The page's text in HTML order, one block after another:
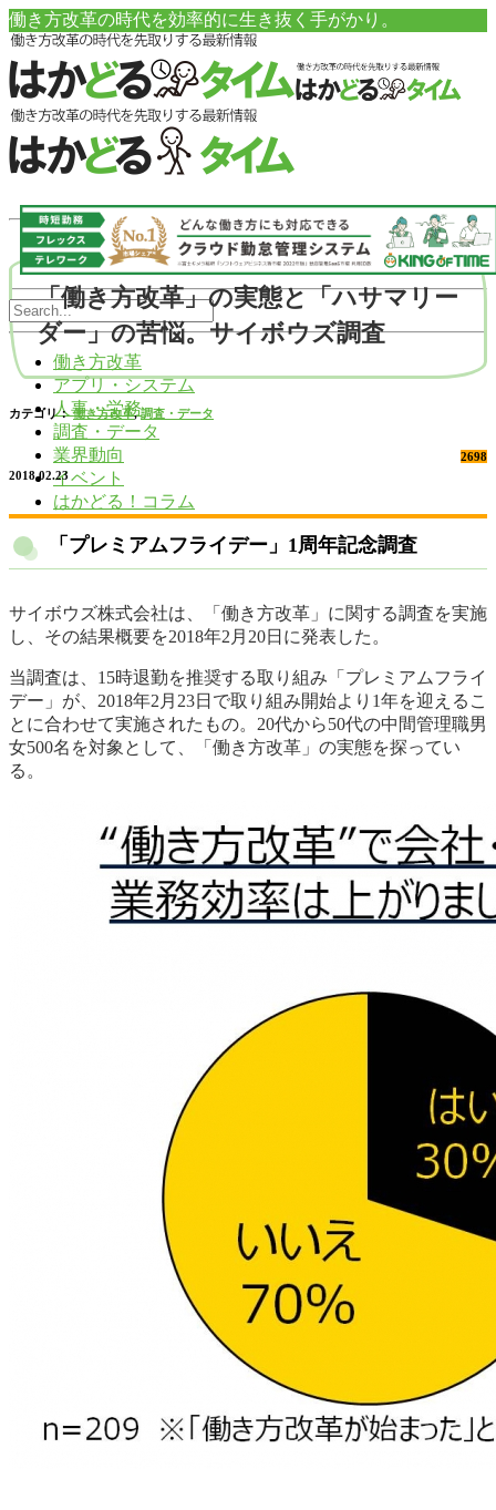
働き方改革の時代を効率的に生き抜く手がかり。
働き方改革
アプリ・システム
人事・労務
調査・データ
業界動向
イベント
はかどる！コラム
「働き方改革」の実態と「ハサマリー
ダー」の苦悩。サイボウズ調査
カテゴリ： 働き方改革,調査・データ
2698
2018.02.23
「プレミアムフライデー」1周年記念調査
サイボウズ株式会社は、「働き方改革」に関する調査を実施
し、その結果概要を2018年2月20日に発表した。
当調査は、15時退勤を推奨する取り組み「プレミアムフライ
デー」が、2018年2月23日で取り組み開始より1年を迎えるこ
とに合わせて実施されたもの。20代から50代の中間管理職男
女500名を対象として、「働き方改革」の実態を探ってい
る。